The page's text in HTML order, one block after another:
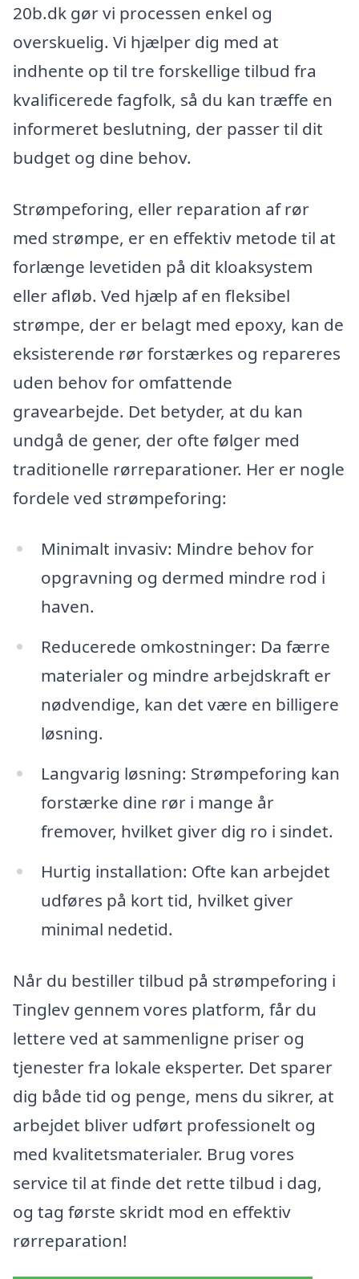
20b.dk gør vi processen enkel og
overskuelig. Vi hjælper dig med at
indhente op til tre forskellige tilbud fra
kvalificerede fagfolk, så du kan træffe en
informeret beslutning, der passer til dit
budget og dine behov.
Strømpeforing, eller reparation af rør
med strømpe, er en effektiv metode til at
forlænge levetiden på dit kloaksystem
eller afløb. Ved hjælp af en fleksibel
strømpe, der er belagt med epoxy, kan de
eksisterende rør forstærkes og repareres
uden behov for omfattende
gravearbejde. Det betyder, at du kan
undgå de gener, der ofte følger med
traditionelle rørreparationer. Her er nogle
fordele ved strømpeforing:
Minimalt invasiv: Mindre behov for
opgravning og dermed mindre rod i
haven.
Reducerede omkostninger: Da færre
materialer og mindre arbejdskraft er
nødvendige, kan det være en billigere
løsning.
Langvarig løsning: Strømpeforing kan
forstærke dine rør i mange år
fremover, hvilket giver dig ro i sindet.
Hurtig installation: Ofte kan arbejdet
udføres på kort tid, hvilket giver
minimal nedetid.
Når du bestiller tilbud på strømpeforing i
Tinglev gennem vores platform, får du
lettere ved at sammenligne priser og
tjenester fra lokale eksperter. Det sparer
dig både tid og penge, mens du sikrer, at
arbejdet bliver udført professionelt og
med kvalitetsmaterialer. Brug vores
service til at finde det rette tilbud i dag,
og tag første skridt mod en effektiv
rørreparation!